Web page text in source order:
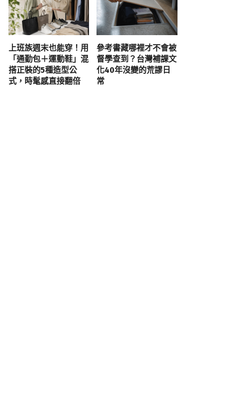
上班族週末也能穿！用
「通勤包＋運動鞋」混
搭正裝的5種造型公
式，時髦感直接翻倍
參考書藏哪裡才不會被
督學查到？台灣補課文
化40年沒變的荒謬日
常